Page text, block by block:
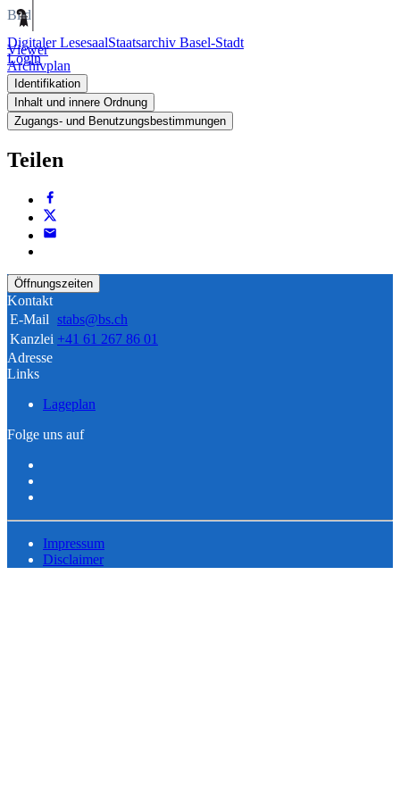
Digitaler LesesaalStaatsarchiv Basel-Stadt
Login
Bild
Viewer
Archivplan
Identifikation
Inhalt und innere Ordnung
Zugangs- und Benutzungsbestimmungen
Teilen
Öffnungszeiten
Kontakt
E-Mail stabs@bs.ch
Kanzlei +41 61 267 86 01
Adresse
Links
Lageplan
Folge uns auf
Impressum
Disclaimer